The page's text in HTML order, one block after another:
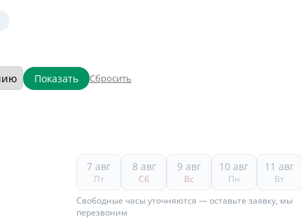
Показать Сбросить
7 авг
Пт
8 авг
Сб
9 авг
Вс
10 авг
Пн
11 авг
Вт
Свободные часы уточняются — оставьте заявку, мы
перезвоним